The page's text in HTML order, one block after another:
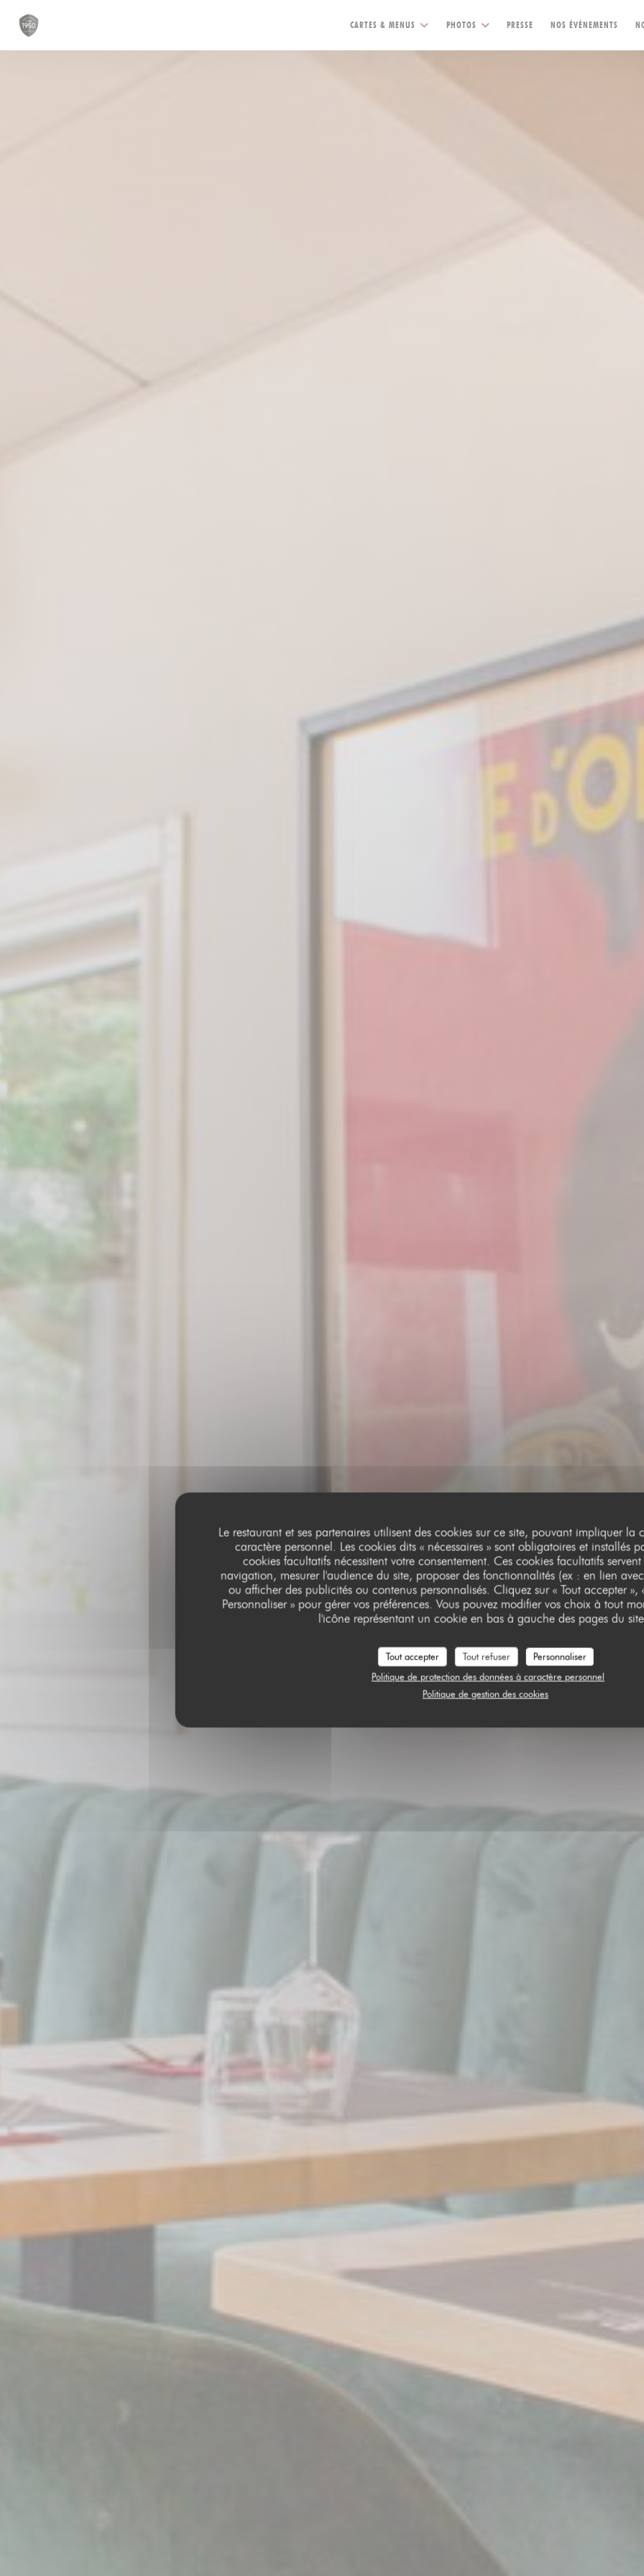
Le restaurant et ses partenaires utilisent des cookies sur ce site, pouvant impliquer la
caractère personnel. Les cookies dits « nécessaires » sont obligatoires et installés
cookies facultatifs nécessitent votre consentement. Ces cookies facultatifs
navigation, mesurer l'audience du site, proposer des fonctionnalités (ex : en lien
ou afficher des publicités ou contenus personnalisés. Cliquez sur « Tout accepter »,
Personnaliser » pour gérer vos préférences. Vous pouvez modifier vos choix à tout
l'icône représentant un cookie en bas à gauche des pages du
Tout accepter Tout refuser
Personnaliser
Politique de protection des données à caractère personnel
Politique de gestion des cookies
CARTES & MENUS PHOTOS PRESSE NOS ÉVÉNEMENTS
BRASSERIE• TOULOUSE
Le Club 1950
RÉSERVER